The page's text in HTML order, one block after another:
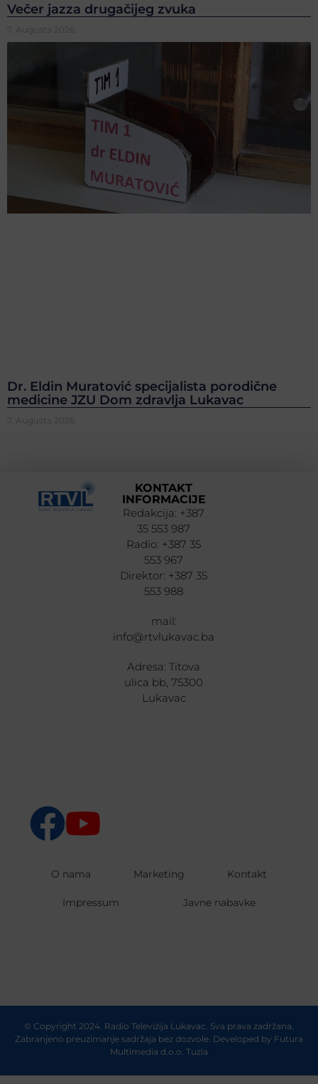
Večer jazza drugačijeg zvuka
7. Augusta 2026.
Dr. Eldin Muratović specijalista porodične
medicine JZU Dom zdravlja Lukavac
7. Augusta 2026.
KONTAKT
INFORMACIJE
Redakcija: +387
35 553 987
Radio: +387 35
553 967
Direktor: +387 35
553 988
mail:
info@rtvlukavac.ba
Adresa: Titova
ulica bb, 75300
Lukavac
O nama Marketing Kontakt
Impressum Javne nabavke
© Copyright 2024. Radio Televizija Lukavac. Sva prava zadržana.
Zabranjeno preuzimanje sadržaja bez dozvole. Developed by Futura
Multimedia d.o.o. Tuzla